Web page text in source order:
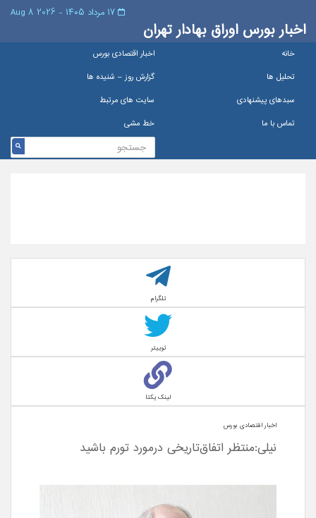
اخبار بورس اوراق بهادار تهران
خانه
اخبار اقتصادی بورس
تحلیل ها
گزارش روز – شنيده ها
سبدهای پیشنهادی
سایت های مرتبط
تماس با ما
خط مشی
تلگرام
توییتر
لینک یکتا
اخبار اقتصادی بورس
نیلی:منتظر اتفاق‌تاریخی درمورد تورم باشید